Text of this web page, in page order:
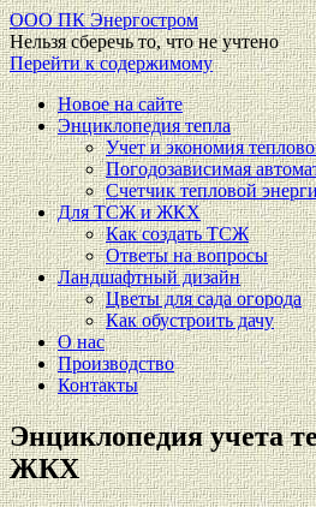
ООО ПК Энергостром
Нельзя сберечь то, что не учтено
Перейти к содержимому
Новое на сайте
Энциклопедия тепла
Учет и экономия
Погодозависимая
Счетчик тепловой
Для ТСЖ и ЖКХ
Как создать ТСЖ
Ответы на вопросы
Ландшафтный дизайн
Цветы для сада огорода
Как обустроить дачу
О нас
Производство
Контакты
Энциклопедия учета
ЖКХ